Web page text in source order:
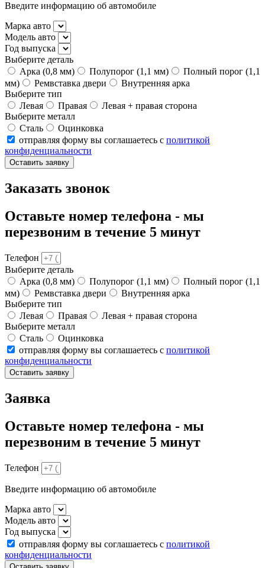
Введите информацию об автомобиле
Марка авто
Модель авто
Год выпуска
Выберите деталь
Арка (0,8 мм)
Полупорог (1,1 мм)
Полный порог (1,1
мм)
Ремвставка двери
Внутренняя арка
Выберите тип
Левая
Правая
Левая + правая сторона
Выберите металл
Сталь
Оцинковка
отправляя форму вы соглашаетесь с политикой
конфиденциальности
Оставить заявку
Заказать звонок
Оставьте номер телефона - мы
перезвоним в течение 5 минут
Телефон
Выберите деталь
Арка (0,8 мм)
Полупорог (1,1 мм)
Полный порог (1,1
мм)
Ремвставка двери
Внутренняя арка
Выберите тип
Левая
Правая
Левая + правая сторона
Выберите металл
Сталь
Оцинковка
отправляя форму вы соглашаетесь с политикой
конфиденциальности
Оставить заявку
Заявка
Оставьте номер телефона - мы
перезвоним в течение 5 минут
Телефон
Введите информацию об автомобиле
Марка авто
Модель авто
Год выпуска
отправляя форму вы соглашаетесь с политикой
конфиденциальности